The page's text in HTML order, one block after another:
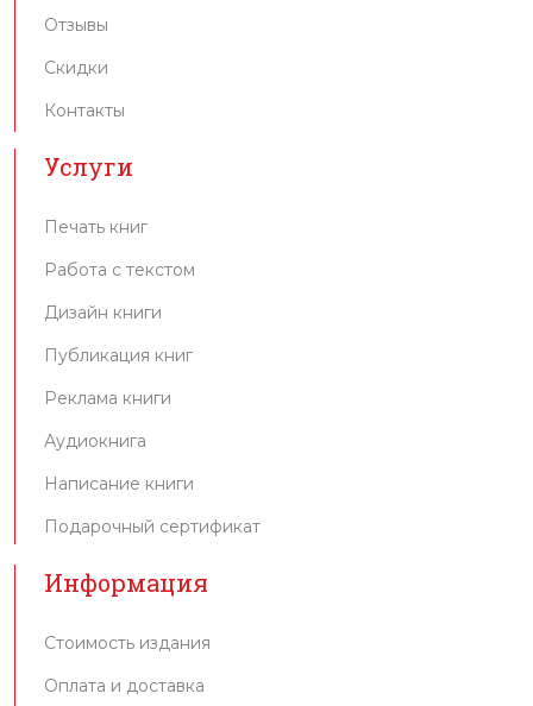
Отзывы
Скидки
Контакты
Услуги
Печать книг
Работа с текстом
Дизайн книги
Публикация книг
Реклама книги
Аудиокнига
Написание книги
Подарочный сертификат
Информация
Стоимость издания
Оплата и доставка